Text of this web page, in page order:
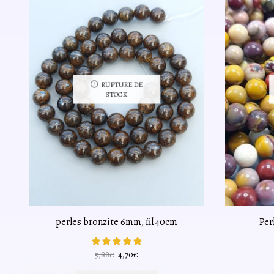
RUPTURE DE
STOCK
perles bronzite 6mm, fil 40cm
5,88€ Le
4,70€